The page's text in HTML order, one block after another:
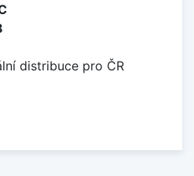
distribuce pro ČR